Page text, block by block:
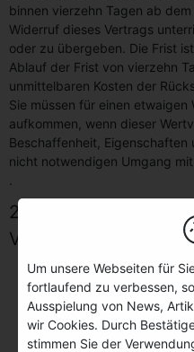
binnen vierzehn Tagen ab
Widerruf dieses Vertrags
oder zu übergeben. Die Frist
Ablauf der Frist von vierzehn
unmittelbaren Kosten der
Sie müssen für einen etwaigen
aufkommen, wenn dieser
Beschaffenheit, Eigenschaften
nicht notwendigen Umgang
2.
VERBINDLICHKEIT
Die hier gemachten
Deutschland.
der Bundesrepublik
Auslandslieferungen auf
Das Angebot ist
Um unsere Webseiten für
fortlaufend zu verbessen,
Ausspielung von News,
wir Cookies. Durch
stimmen Sie der